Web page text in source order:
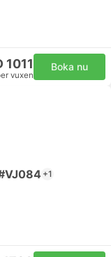
1011
vuxen
Boka nu
+1